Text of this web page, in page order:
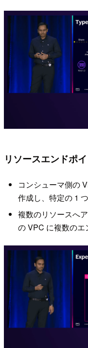
リソースエンドポ
コンシューマ側の
作成し、特定の 1
複数のリソースへ
の VPC に複数の